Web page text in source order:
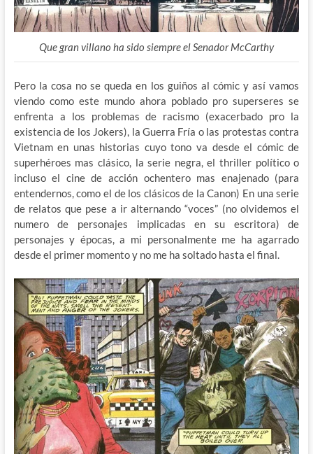
Que gran villano ha sido siempre el Senador McCarthy
Pero la cosa no se queda en los guiños al cómic y así vamos
viendo como este mundo ahora poblado pro superseres se
enfrenta a los problemas de racismo (exacerbado pro la
existencia de los Jokers), la Guerra Fría o las protestas contra
Vietnam en unas historias cuyo tono va desde el cómic de
superhéroes mas clásico, la serie negra, el thriller político o
incluso el cine de acción ochentero mas enajenado (para
entendernos, como el de los clásicos de la Canon) En una serie
de relatos que pese a ir alternando “voces” (no olvidemos el
numero de personajes implicadas en su escritora) de
personajes y épocas, a mi personalmente me ha agarrado
desde el primer momento y no me ha soltado hasta el final.